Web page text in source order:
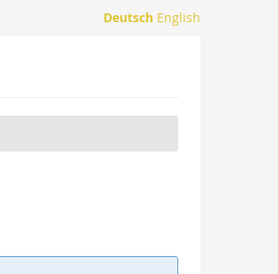
Deutsch English